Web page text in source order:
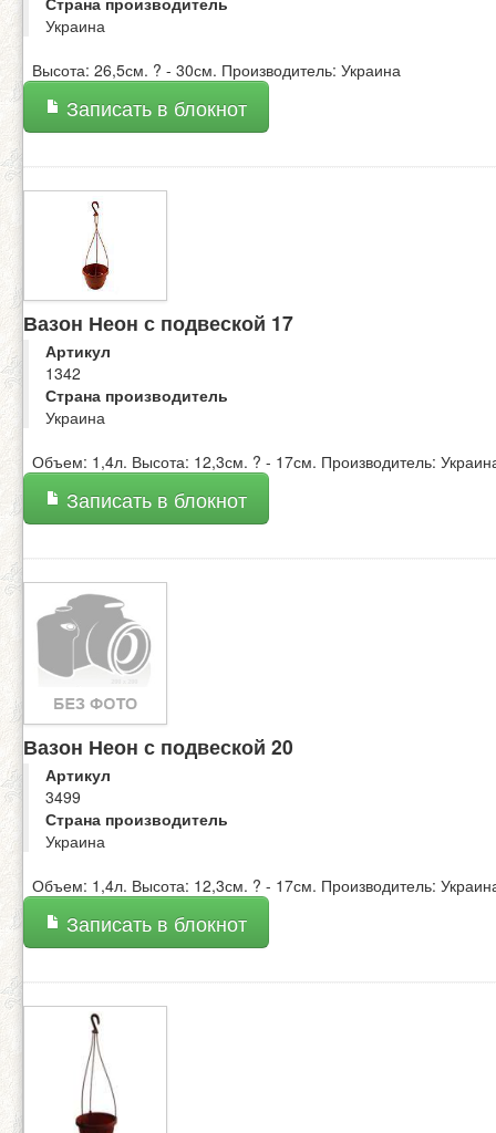
Украина
Высота: 26,5см. ? - 30см. Производитель: Украина
Записать в блокнот
Вазон Неон с подвеской 17
Артикул
1342
Страна производитель
Украина
Объем: 1,4л. Высота: 12,3см. ? - 17см. Производитель:
Записать в блокнот
Вазон Неон с подвеской 20
Артикул
3499
Страна производитель
Украина
Объем: 1,4л. Высота: 12,3см. ? - 17см. Производитель:
Записать в блокнот